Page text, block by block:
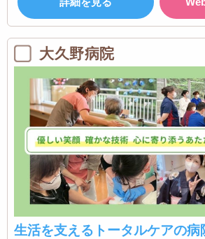
大久野病院
生活を支えるトータルケアの病